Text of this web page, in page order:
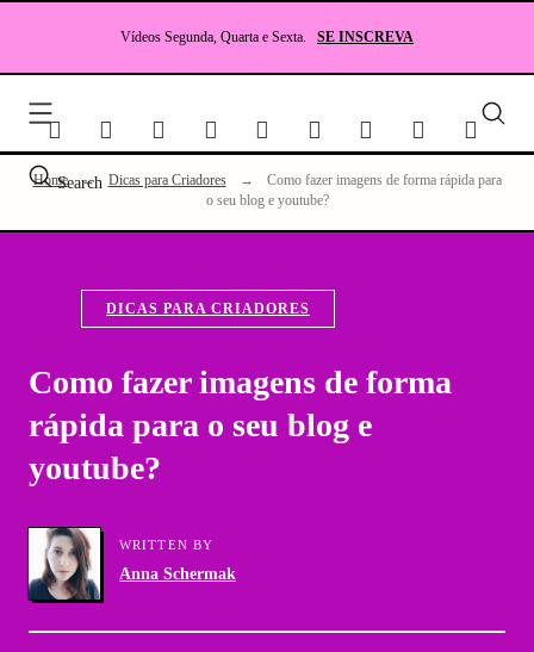
Vídeos Segunda, Quarta e Sexta. SE INSCREVA
Search
Home → Dicas para Criadores →
Como fazer imagens de forma rápida para
o seu blog e youtube?
DICAS PARA CRIADORES
Como fazer imagens de forma
rápida para o seu blog e
youtube?
WRITTEN BY
Anna Schermak